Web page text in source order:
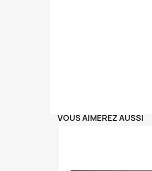
VOUS AIMEREZ AUSSI